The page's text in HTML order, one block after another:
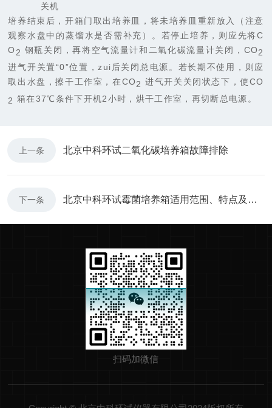
关机
培养结束后，开箱门取出培养皿，将未培养皿重新放入
（ 注意
观察水盘中的蒸馏水是否需补充 ） 。若停止培养，则应先将C
O2 钢瓶关闭，再将空气流量计和二氧化碳流量计关闭， CO2
进气开关置“0”位置，zui后关闭总电源。若长期不使用，则应
取出水盘，擦干工作室，在CO2 进气开关关闭状态下，使CO
2 箱在37℃条件下开机2小时，烘干工作室，再切断总电源。
上一条 北京中科环试二氧化碳培养箱故障排除
下一条 北京中科环试霉菌培养箱适用范围、特点及故障处理
扫码加微信